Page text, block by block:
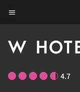
Skip
content
4.7